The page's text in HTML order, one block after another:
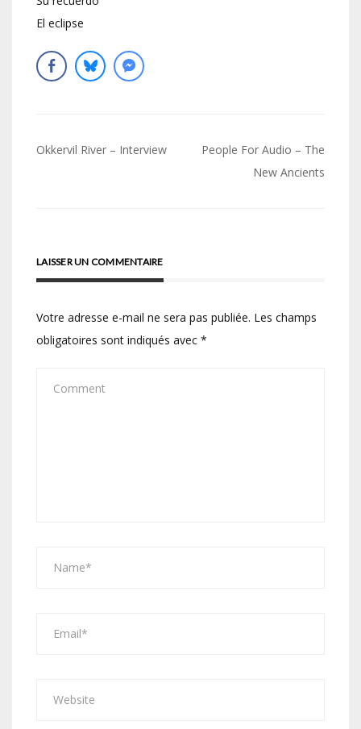
El eclipse
Navigation
Okkervil River – Interview
People For Audio – The
New Ancients
LAISSER UN COMMENTAIRE
Votre adresse e-mail ne sera pas publiée. Les champs
obligatoires sont indiqués avec *